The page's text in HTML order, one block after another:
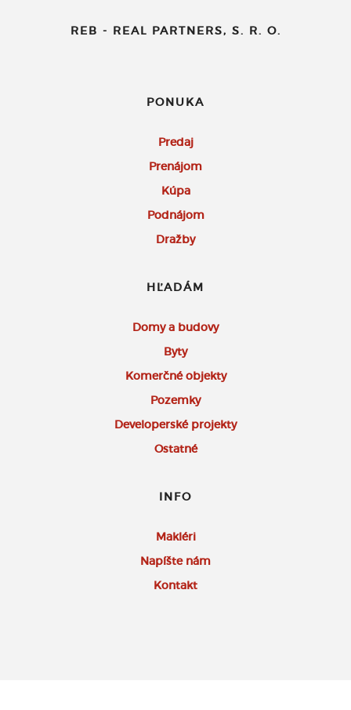
REB - REAL PARTNERS, S. R. O.
PONUKA
Predaj
Prenájom
Kúpa
Podnájom
Dražby
HĽADÁM
Domy a budovy
Byty
Komerčné objekty
Pozemky
Developerské projekty
Ostatné
INFO
Makléri
Napíšte nám
Kontakt